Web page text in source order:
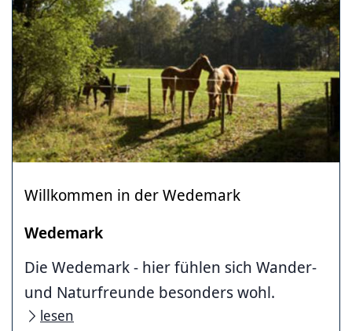
Willkommen in der Wedemark
Wedemark
Die Wedemark - hier fühlen sich Wander-
und Naturfreunde besonders wohl.
lesen